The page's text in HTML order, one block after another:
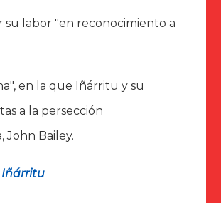
su labor "en reconocimiento a
en la que Iñárritu y su
a la persección
John Bailey.
Iñárritu